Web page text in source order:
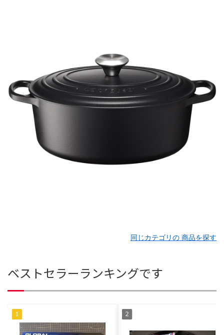
同じカテゴリの 商品を探す
ベストセラーランキングです